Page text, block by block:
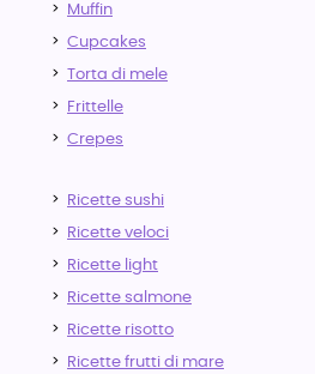
Muffin
Cupcakes
Torta di mele
Frittelle
Crepes
Ricette sushi
Ricette veloci
Ricette light
Ricette salmone
Ricette risotto
Ricette frutti di mare